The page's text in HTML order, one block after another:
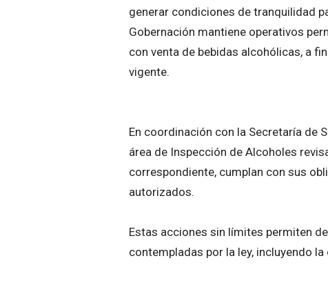
generar condiciones de tranquilidad
Gobernación mantiene operativos
con venta de bebidas alcohólicas, a
vigente.
En coordinación con la Secretaría de
área de Inspección de Alcoholes
correspondiente, cumplan con sus
autorizados.
Estas acciones sin límites permiten
contempladas por la ley, incluyendo